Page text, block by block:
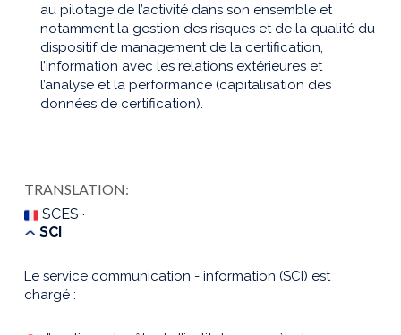
au pilotage de l’activité dans son ensemble et
notamment la gestion des risques et de la qualité du
dispositif de management de la certification,
l’information avec les relations extérieures et
l’analyse et la performance (capitalisation des
données de certification).
TRANSLATION:
SCES ·
SCI
Le service communication - information (SCI) est
chargé :